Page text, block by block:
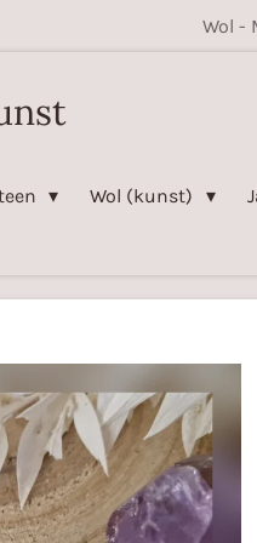
Wol -
Wol (kunst)